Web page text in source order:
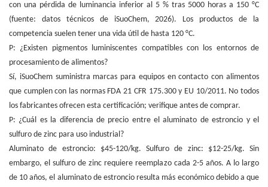
con una pérdida de luminancia inferior al 5 % tras 5000 horas a 150 °C
(fuente: datos técnicos de iSuoChem, 2026). Los productos de la
competencia suelen tener una vida útil de hasta 120 °C.
P: ¿Existen pigmentos luminiscentes compatibles con los entornos de
procesamiento de alimentos?
Sí, iSuoChem suministra marcas para equipos en contacto con alimentos
que cumplen con las normas FDA 21 CFR 175.300 y EU 10/2011. No todos
los fabricantes ofrecen esta certificación; verifique antes de comprar.
P: ¿Cuál es la diferencia de precio entre el aluminato de estroncio y el
sulfuro de zinc para uso industrial?
Aluminato de estroncio: $45-120/kg. Sulfuro de zinc: $12-25/kg. Sin
embargo, el sulfuro de zinc requiere reemplazo cada 2-5 años. A lo largo
de 10 años, el aluminato de estroncio resulta más económico debido a que